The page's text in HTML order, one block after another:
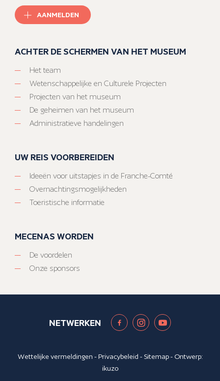
AANMELDEN
ACHTER DE SCHERMEN VAN HET MUSEUM
Het team
Wetenschappelijke en Culturele Projecten
Projecten van het museum
De geheimen van het museum
Administratieve handelingen
UW REIS VOORBEREIDEN
Ideeën voor uitstapjes in de Franche-Comté
Overnachtingsmogelijkheden
Toeristische informatie
MECENAS WORDEN
De voordelen
Onze sponsors
NETWERKEN
Wettelijke vermeldingen -Privacybeleid - Sitemap- Ontwerp:
ikuzo